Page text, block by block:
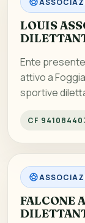
LOUIS
Ente
attivo a
sportive
CF
FALCONE